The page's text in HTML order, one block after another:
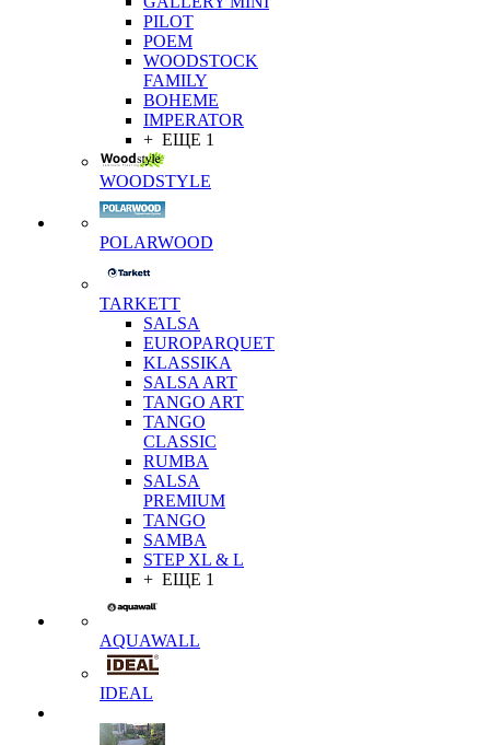
PILOT
POEM
WOODSTOCK
FAMILY
BOHEME
IMPERATOR
+ ЕЩЕ 1
WOODSTYLE
POLARWOOD
TARKETT
SALSA
EUROPARQUET
KLASSIKA
SALSA ART
TANGO ART
TANGO
CLASSIC
RUMBA
SALSA
PREMIUM
TANGO
SAMBA
STEP XL & L
+ ЕЩЕ 1
AQUAWALL
IDEAL